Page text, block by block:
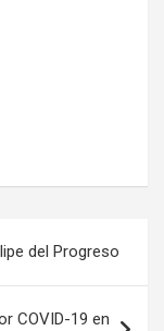
del Progreso
COVID-19 en